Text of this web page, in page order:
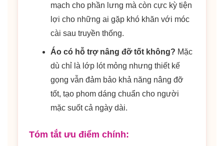
mạch cho phần lưng mà còn cực kỳ tiện
lợi cho những ai gặp khó khăn với móc
cài sau truyền thống.
Áo có hỗ trợ nâng đỡ tốt không? Mặc
dù chỉ là lớp lót mỏng nhưng thiết kế
gọng vẫn đảm bảo khả năng nâng đỡ
tốt, tạo phom dáng chuẩn cho người
mặc suốt cả ngày dài.
Tóm tắt ưu điểm chính: